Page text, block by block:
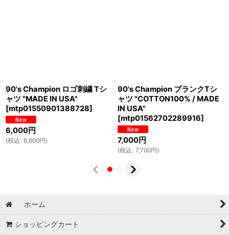
90's Champion ロゴ刺繍 Tシ
ャツ "MADE IN USA"
[mtp01550901388728]
6,000円
(税込 : 6,600円)
90's Champion ブランクTシ
ャツ "COTTON100% / MADE
IN USA"
[mtp01562702289916]
7,000円
(税込 : 7,700円)
ホーム
ショッピングカート